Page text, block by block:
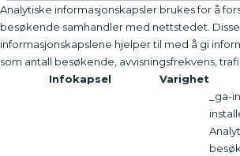
Analytiske informasjonskapsler brukes for å
besøkende samhandler med nettstedet. Disse
informasjonskapslene hjelper til med å gi
som antall besøkende, avvisningsfrekvens,
Infokapsel
Varighet
_ga-